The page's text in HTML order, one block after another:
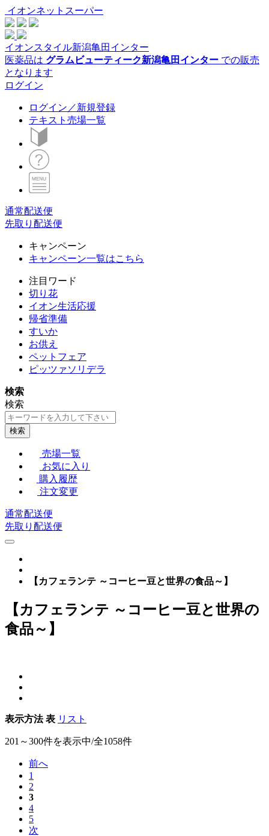
イオンネットスーパー
イオンスタイル新潟亀田インター
医薬品は グラムビューティーク新潟亀田インター での販売
となります
ログイン
ログイン／新規登録
テキスト売場一覧
通常配送便
先取り配送便
キャンペーン
キャンペーン一覧はこちら
注目ワード
切り花
イオン生活応援
帰省準備
すいか
お供え
ペットフェア
ピッツァソリデラ
検索
検索
検索
売場一覧
お気に入り
購入履歴
注文変更
通常配送便
先取り配送便
【カフェランテ ～コーヒー豆と世界の食品～】
【カフェランテ ～コーヒー豆と世界の
食品～】
表示方法 表 リスト
201～300件を表示中/全1058件
前へ
1
2
3
4
5
次